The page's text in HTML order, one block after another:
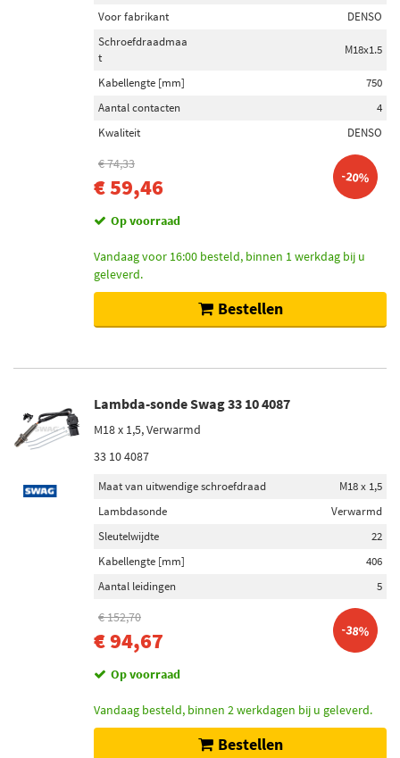
Voor fabrikant
DENSO
Schroefdraadmaa
t
M18x1.5
Kabellengte [mm]
750
Aantal contacten
4
Kwaliteit
DENSO
€ 74,33
€ 59,46 -20%
Op voorraad
Vandaag voor 16:00 besteld, binnen 1 werkdag bij u
geleverd.
Bestellen
Lambda-sonde Swag 33 10 4087
M18 x 1,5, Verwarmd
33 10 4087
Maat van uitwendige schroefdraad
M18 x 1,5
Lambdasonde
Verwarmd
Sleutelwijdte
22
Kabellengte [mm]
406
Aantal leidingen
5
€ 152,70
€ 94,67 -38%
Op voorraad
Vandaag besteld, binnen 2 werkdagen bij u geleverd.
Bestellen